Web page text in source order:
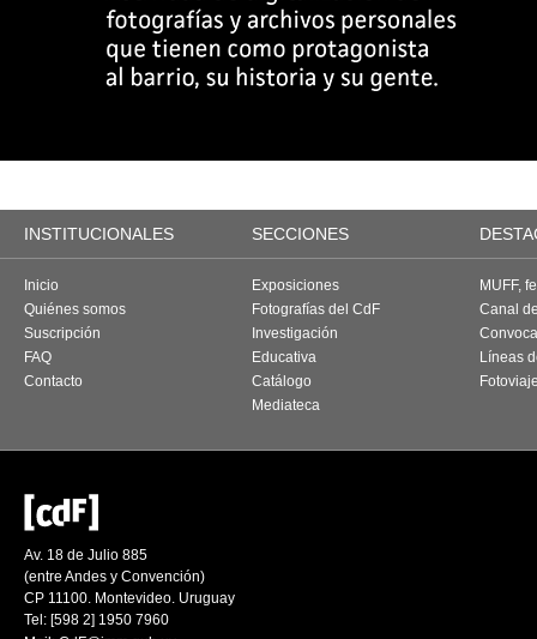
INSTITUCIONALES SECCIONES
Inicio
Quiénes somos
Suscripción
FAQ
Contacto
Exposiciones
Fotografías del CdF
Investigación
Educativa
Catálogo
Mediateca
MUFF,
Canal
Líneas
Av. 18 de Julio 885
(entre Andes y Convención)
CP 11100. Montevideo. Uruguay
Tel: [598 2] 1950 7960